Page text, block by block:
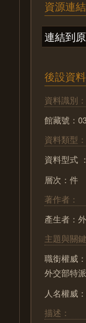
資源連結
連結到
後設資料
資料識別：
館藏號：
資料類型：
資料型式
層次：件
著作者：
產生者：
主題與關
職銜權威
外交部特
人名權威
描述：